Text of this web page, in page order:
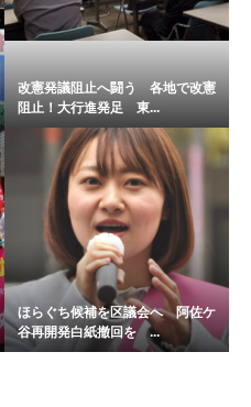
改憲発議阻止へ闘う 各地で改憲
阻止！大行進発足 東...
ほらぐち候補を区議会へ 阿佐ケ
谷再開発白紙撤回を ...